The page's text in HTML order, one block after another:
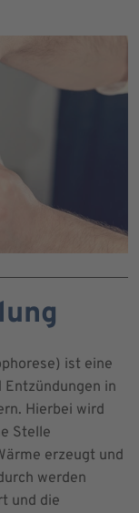
ist eine
in
Hierbei wird
Stelle
erzeugt und
werden
und die